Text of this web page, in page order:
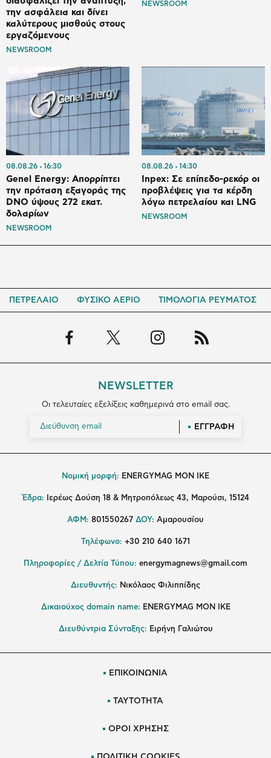
την ασφάλεια και δίνει
καλύτερους μισθούς στους
εργαζόμενους
NEWSROOM
NEWSROOM
08.08.26 16:30
Genel Energy: Απορρίπτει
την πρόταση εξαγοράς της
DNO ύψους 272 εκατ.
δολαρίων
NEWSROOM
08.08.26 14:30
Inpex: Σε επίπεδο-ρεκόρ οι
προβλέψεις για τα κέρδη
λόγω πετρελαίου και LNG
NEWSROOM
ΠΕΤΡΕΛΑΙΟ ΦΥΣΙΚΟ ΑΕΡΙΟ ΤΙΜΟΛΟΓΙΑ ΡΕΥΜΑΤΟΣ
NEWSLETTER
Οι τελευταίες εξελίξεις καθημερινά στο email σας.
ΕΓΓΡΑΦΗ
Νομική μορφή: ENERGYMAG MON IKE
Έδρα: Ιερέως Δούση 18 & Μητροπόλεως 43, Μαρούσι, 15124
ΑΦΜ: 801550267 ΔΟΥ: Αμαρουσίου
Τηλέφωνο: +30 210 640 1671
Πληροφορίες / Δελτία Τύπου: energymagnews@gmail.com
Διευθυντής: Νικόλαος Φιλιππίδης
Δικαιούχος domain name: ENERGYMAG ΜΟΝ ΙΚΕ
Διευθύντρια Σύνταξης: Ειρήνη Γαλιώτου
ΕΠΙΚΟΙΝΩΝΙΑ
ΤΑΥΤΟΤΗΤΑ
ΟΡΟΙ ΧΡΗΣΗΣ